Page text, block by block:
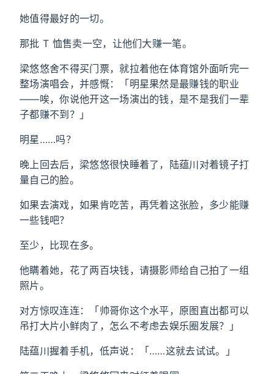
她值得最好的一切。
那批 T 恤售卖一空，让他们大赚一笔。
梁悠悠舍不得买门票，就拉着他在体育馆外面听完一
整场演唱会，并感慨：「明星果然是最赚钱的职业
——唉，你说他开这一场演出的钱，是不是我们一辈
子都赚不到？」
明星……吗？
晚上回去后，梁悠悠很快睡着了，陆蕴川对着镜子打
量自己的脸。
如果去演戏，如果肯吃苦，再凭着这张脸，多少能赚
一些钱吧？
至少，比现在多。
他瞒着她，花了两百块钱，请摄影师给自己拍了一组
照片。
对方惊叹连连：「帅哥你这个水平，原图直出都可以
吊打大片小鲜肉了，怎么不考虑去娱乐圈发展？」
陆蕴川握着手机，低声说：「……这就去试试。」